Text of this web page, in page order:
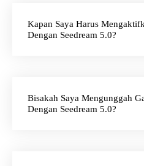
Kapan Saya Harus
Dengan Seedream 5.0?
Bisakah Saya Mengunggah
Dengan Seedream 5.0?